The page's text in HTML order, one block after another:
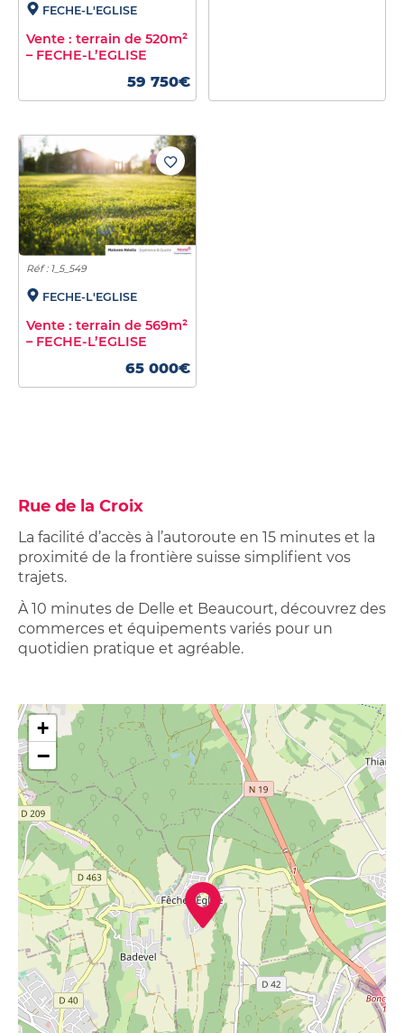
FECHE-L'EGLISE
Vente : terrain de 520m²
– FECHE-L’EGLISE
59 750€
Réf : 1_5_549
FECHE-L'EGLISE
Vente : terrain de 569m²
– FECHE-L’EGLISE
65 000€
Rue de la Croix
La facilité d’accès à l’autoroute en 15 minutes et la
proximité de la frontière suisse simplifient vos
trajets.
À 10 minutes de Delle et Beaucourt, découvrez des
commerces et équipements variés pour un
quotidien pratique et agréable.
+
−